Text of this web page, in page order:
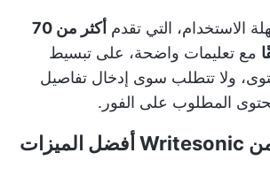
الاستخدام، التي تقدم
أكثر من 70
مع تعليمات واضحة، على تبسيط
ولا تتطلب سوى إدخال تفاصيل
المطلوب على الفور.